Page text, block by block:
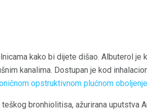
kako bi dijete dišao. Albuterol je
kanalima. Dostupan je kod
opstruktivnom plućnom
bronhiolitisa, ažurirana uputstva